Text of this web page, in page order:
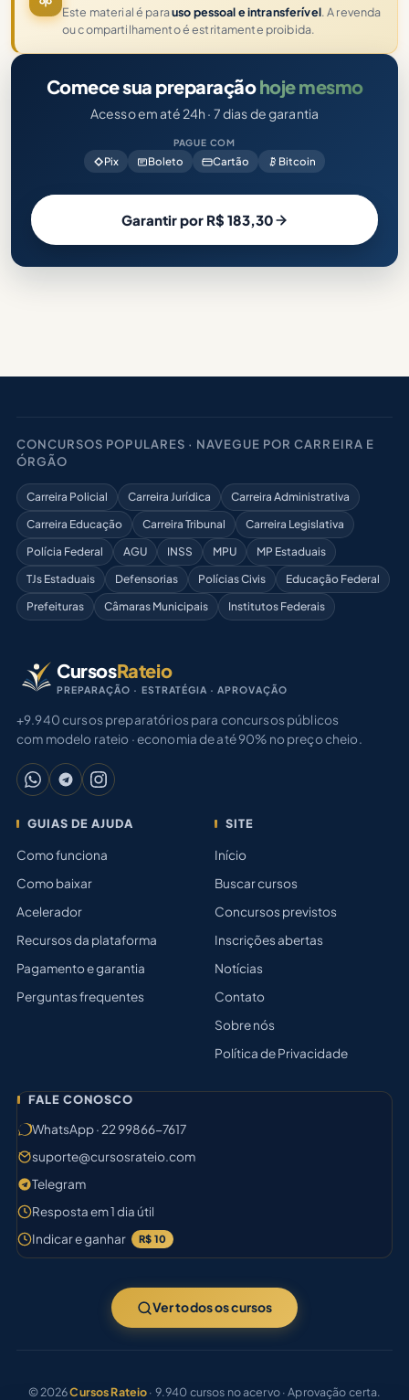
Este material é parauso pessoal e intransferível. A revenda
ou compartilhamento é estritamente proibida.
Comece sua preparaçãohoje mesmo
Acesso em até 24h · 7 dias de garantia
PAGUE COM
Pix Boleto Cartão Bitcoin
Garantir por R$ 183,30
CONCURSOS POPULARES · NAVEGUE POR CARREIRA E
ÓRGÃO
Carreira Policial Carreira Jurídica
Carreira Administrativa
Carreira Educação
Carreira Tribunal
Carreira Legislativa
Polícia Federal
AGU INSS MPU
MP Estaduais
TJs Estaduais
Defensorias Polícias Civis
Educação Federal
Prefeituras
Câmaras Municipais Institutos Federais
CursosRateio
PREPARAÇÃO · ESTRATÉGIA · APROVAÇÃO
+9.940 cursos preparatórios para concursos públicos
com modelo rateio · economia de até 90% no preço cheio.
GUIAS DE AJUDA
Como funciona
Como baixar
Acelerador
Recursos da plataforma
Pagamento e garantia
Perguntas frequentes
SITE
Início
Buscar cursos
Concursos previstos
Inscrições abertas
Notícias
Contato
Sobre nós
Política de Privacidade
FALE CONOSCO
WhatsApp · 22 99866-7617
suporte@cursosrateio.com
Telegram
Resposta em 1 dia útil
Indicar e ganhar
R$ 10
Ver todos os cursos
© 2026Cursos Rateio· 9.940 cursos no acervo · Aprovação certa.